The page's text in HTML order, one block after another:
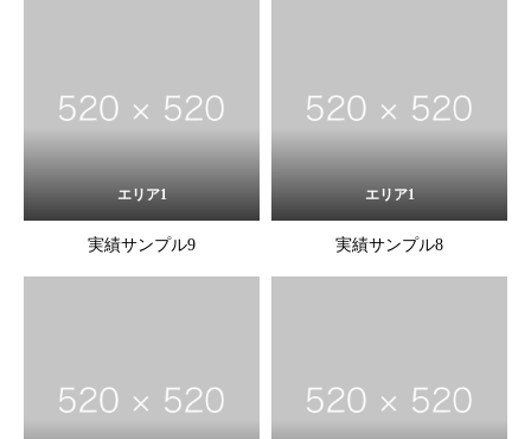
エリア1
実績サンプル9
エリア1
実績サンプル8